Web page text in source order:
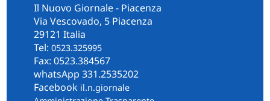
Il Nuovo Giornale - Piacenza
Via Vescovado, 5 Piacenza
29121 Italia
Tel: 0523.325995
Fax: 0523.384567
whatsApp 331.2535202
Facebook il.n.giornale